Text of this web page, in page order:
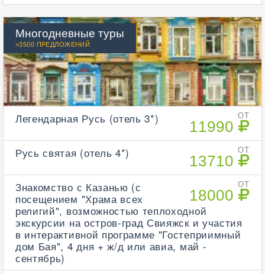
Многодневные туры
>3500 ПРЕДЛОЖЕНИЙ
ОТ
11990
Легендарная Русь (отель 3*)
ОТ
13710
Русь святая (отель 4*)
ОТ
18000
Знакомство с Казанью (с
посещением "Храма всех
религий", возможностью теплоходной
экскурсии на остров-град Свияжск и участия
в интерактивной программе "Гостеприимный
дом Бая", 4 дня + ж/д или авиа, май -
сентябрь)